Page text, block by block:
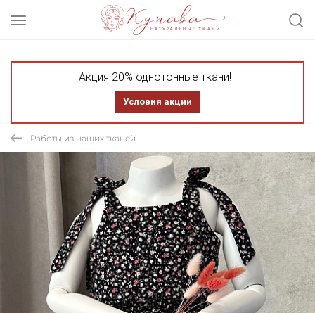
Акция 20% однотонные ткани!
Условия акции
Работы из наших тканей